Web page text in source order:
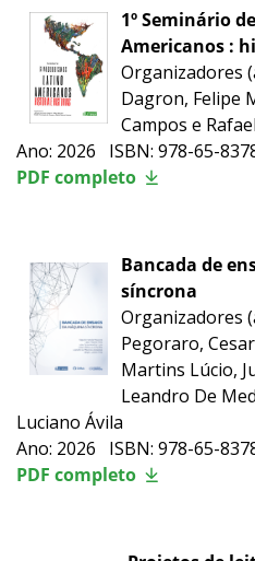
1º Seminário
Americanos :
Organizadores
Dagron, Felipe
Campos e
Ano: 2026 ISBN: 978-65-
PDF completo
Bancada de
síncrona
Organizadores
Pegoraro,
Martins Lúcio,
Leandro De
Luciano Ávila
Ano: 2026 ISBN: 978-65-
PDF completo